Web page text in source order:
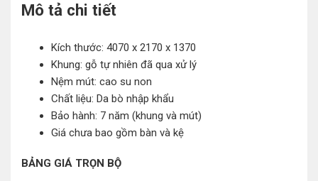
Mô tả chi tiết
Kích thước: 4070 x 2170 x 1370
Khung: gỗ tự nhiên đã qua xử lý
Nệm mút: cao su non
Chất liệu: Da bò nhập khẩu
Bảo hành: 7 năm (khung và mút)
Giá chưa bao gồm bàn và kệ
BẢNG GIÁ TRỌN BỘ